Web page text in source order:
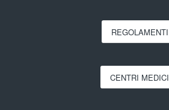
REGOLAMENTI
CENTRI MEDICI